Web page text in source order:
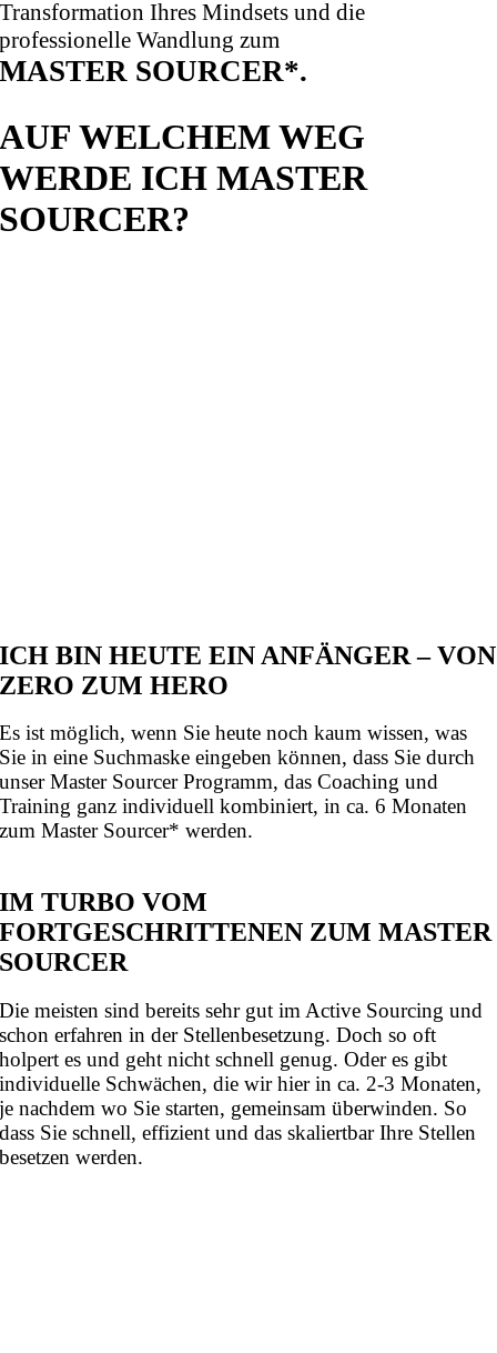
Transformation Ihres Mindsets und die
professionelle Wandlung zum
MASTER SOURCER*.
AUF WELCHEM WEG
WERDE ICH MASTER
SOURCER?
ICH BIN HEUTE EIN ANFÄNGER – VON
ZERO ZUM HERO
Es ist möglich, wenn Sie heute noch kaum wissen, was
Sie in eine Suchmaske eingeben können, dass Sie durch
unser Master Sourcer Programm, das Coaching und
Training ganz individuell kombiniert, in ca. 6 Monaten
zum Master Sourcer* werden.
IM TURBO VOM
FORTGESCHRITTENEN ZUM MASTER
SOURCER
Die meisten sind bereits sehr gut im Active Sourcing und
schon erfahren in der Stellenbesetzung. Doch so oft
holpert es und geht nicht schnell genug. Oder es gibt
individuelle Schwächen, die wir hier in ca. 2-3 Monaten,
je nachdem wo Sie starten, gemeinsam überwinden. So
dass Sie schnell, effizient und das skaliertbar Ihre Stellen
besetzen werden.